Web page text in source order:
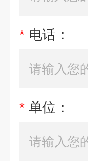
* 电话：
* 单位：